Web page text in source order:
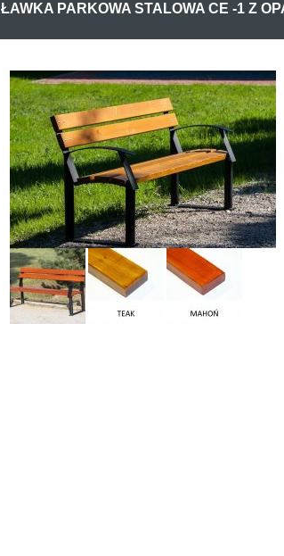
ŁAWKA PARKOWA STALOWA CE -1 Z